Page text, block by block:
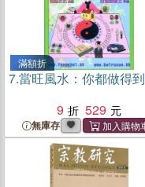
滿額折
7.當旺風水：你都做得到
9
529
無庫存